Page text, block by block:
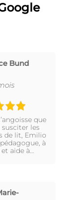
Bund
que
les
de lit, Emilio
à
et aide à…